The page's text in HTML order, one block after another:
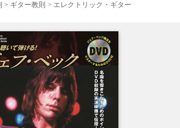
> ギター教則 > エレクトリック・ギター